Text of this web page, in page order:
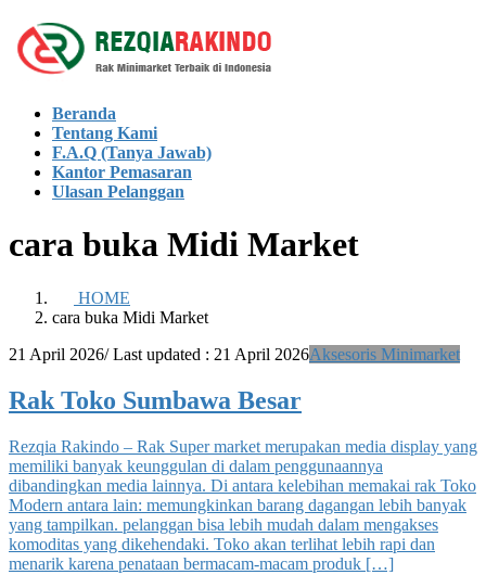
Skip
to
the
Skip
to
the
Beranda
Tentang Kami
F.A.Q (Tanya Jawab)
Kantor Pemasaran
Ulasan Pelanggan
cara buka Midi Market
HOME
cara buka Midi Market
21 April 2026/ Last updated : 21 April 2026Aksesoris Minimarket
Rak Toko Sumbawa Besar
Rezqia Rakindo – Rak Super market merupakan media display yang
memiliki banyak keunggulan di dalam penggunaannya
dibandingkan media lainnya. Di antara kelebihan memakai rak Toko
Modern antara lain: memungkinkan barang dagangan lebih banyak
yang tampilkan. pelanggan bisa lebih mudah dalam mengakses
komoditas yang dikehendaki. Toko akan terlihat lebih rapi dan
menarik karena penataan bermacam-macam produk […]